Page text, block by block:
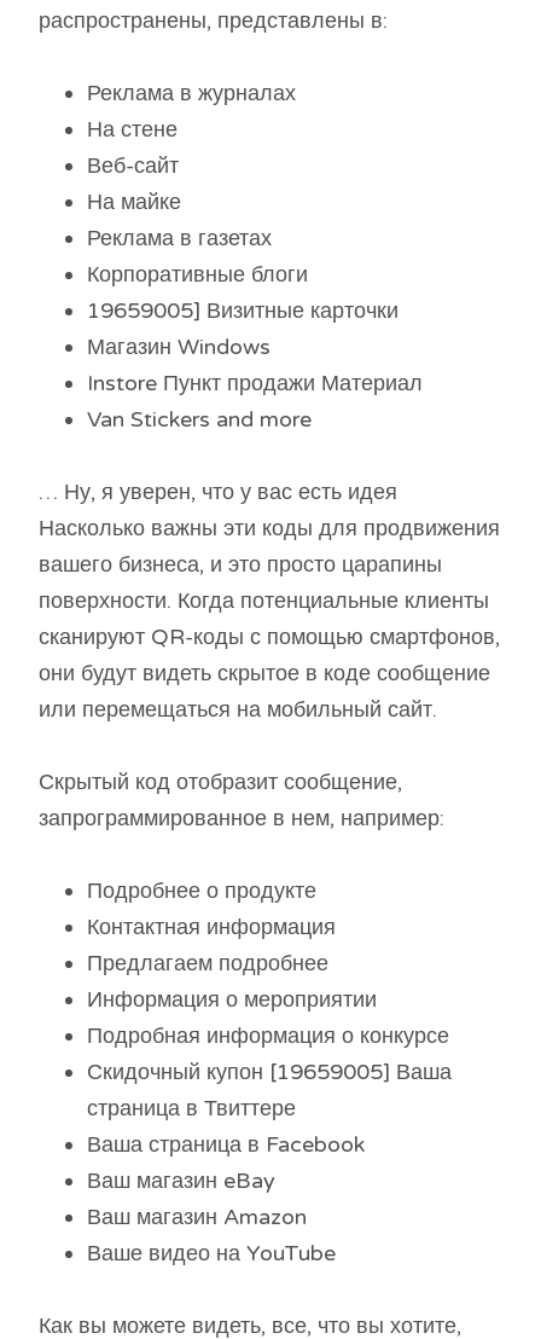
распространены, представлены в:
Реклама в журналах
На стене
Веб-сайт
На майке
Реклама в газетах
Корпоративные блоги
19659005] Визитные карточки
Магазин Windows
Instore Пункт продажи Материал
Van Stickers and more
… Ну, я уверен, что у вас есть идея
Насколько важны эти коды для продвижения
вашего бизнеса, и это просто царапины
поверхности. Когда потенциальные клиенты
сканируют QR-коды с помощью смартфонов,
они будут видеть скрытое в коде сообщение
или перемещаться на мобильный сайт.
Скрытый код отобразит сообщение,
запрограммированное в нем, например:
Подробнее о продукте
Контактная информация
Предлагаем подробнее
Информация о мероприятии
Подробная информация о конкурсе
Скидочный купон [19659005] Ваша
страница в Твиттере
Ваша страница в Facebook
Ваш магазин eBay
Ваш магазин Amazon
Ваше видео на YouTube
Как вы можете видеть, все, что вы хотите,